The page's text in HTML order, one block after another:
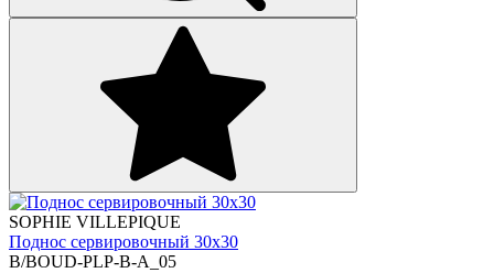
SOPHIE VILLEPIQUE
Поднос сервировочный 30х30
B/BOUD-PLP-B-A_05